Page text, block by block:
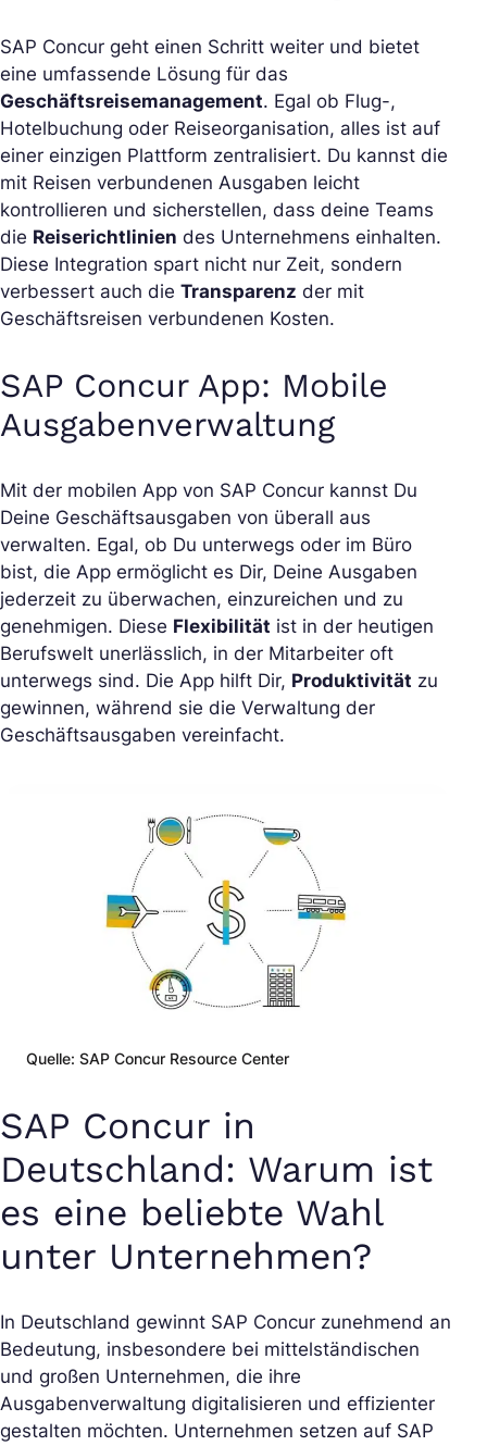
SAP Concur geht einen Schritt weiter und bietet
eine umfassende Lösung für das
Geschäftsreisemanagement. Egal ob Flug-,
Hotelbuchung oder Reiseorganisation, alles ist auf
einer einzigen Plattform zentralisiert. Du kannst die
mit Reisen verbundenen Ausgaben leicht
kontrollieren und sicherstellen, dass deine Teams
die Reiserichtlinien des Unternehmens einhalten.
Diese Integration spart nicht nur Zeit, sondern
verbessert auch die Transparenz der mit
Geschäftsreisen verbundenen Kosten.
SAP Concur App: Mobile
Ausgabenverwaltung
Mit der mobilen App von SAP Concur kannst Du
Deine Geschäftsausgaben von überall aus
verwalten. Egal, ob Du unterwegs oder im Büro
bist, die App ermöglicht es Dir, Deine Ausgaben
jederzeit zu überwachen, einzureichen und zu
genehmigen. Diese Flexibilität ist in der heutigen
Berufswelt unerlässlich, in der Mitarbeiter oft
unterwegs sind. Die App hilft Dir, Produktivität zu
gewinnen, während sie die Verwaltung der
Geschäftsausgaben vereinfacht.
Quelle: SAP Concur Resource Center
SAP Concur in
Deutschland: Warum ist
es eine beliebte Wahl
unter Unternehmen?
In Deutschland gewinnt SAP Concur zunehmend an
Bedeutung, insbesondere bei mittelständischen
und großen Unternehmen, die ihre
Ausgabenverwaltung digitalisieren und effizienter
gestalten möchten. Unternehmen setzen auf SAP